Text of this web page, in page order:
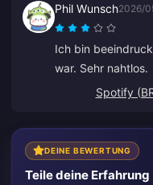
Phil Wunsch2026/
Ich bin
war. Sehr nahtlos.
Spotify
DEINE BEWERTUNG
Teile deine Erfahrung